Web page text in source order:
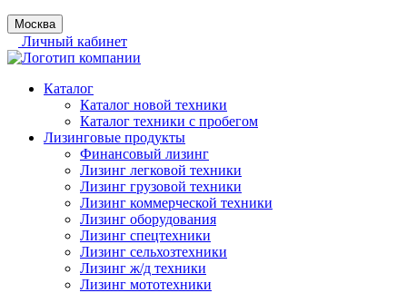
Москва
Личный кабинет
Каталог
Каталог новой техники
Каталог техники с пробегом
Лизинговые продукты
Финансовый лизинг
Лизинг легковой техники
Лизинг грузовой техники
Лизинг коммерческой техники
Лизинг оборудования
Лизинг спецтехники
Лизинг сельхозтехники
Лизинг ж/д техники
Лизинг мототехники